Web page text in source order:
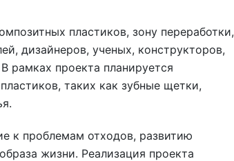
пластиков, зону переработки,
дизайнеров, ученых, конструкторов,
рамках проекта планируется
таких как зубные щетки,
к проблемам отходов, развитию
жизни. Реализация проекта